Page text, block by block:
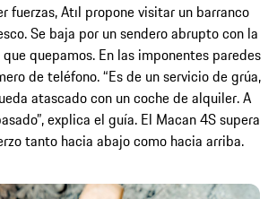
fuerzas, Atıl propone visitar un barranco
Se baja por un sendero abrupto con la
quepamos. En las imponentes paredes
de teléfono. “Es de un servicio de grúa,
atascado con un coche de alquiler. A
explica el guía. El Macan 4S supera
tanto hacia abajo como hacia arriba.